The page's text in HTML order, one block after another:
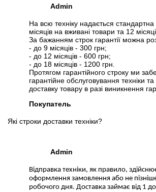
Admin
На всю техніку надається стандартна
місяців на вживані товари та 12
За бажанням строк гарантії можна
- до 9 місяців - 300 грн;
- до 12 місяців - 600 грн;
- до 18 місяців - 1200 грн.
Протягом гарантійного строку ми
гарантійне обслуговування техніки
доставку товару в разі виникнення
Покупатель
Які строки доставки техніки?
Admin
Відправка техніки, як правило,
оформлення замовлення або не
робочого дня. Доставка займає від 1